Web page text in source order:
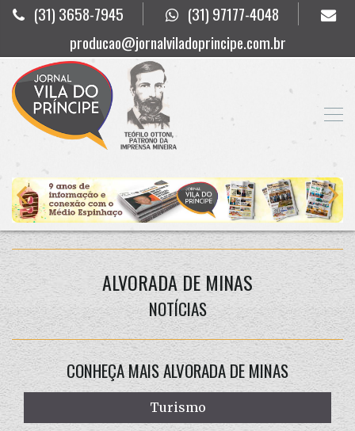
(31) 3658-7945
(31) 97177-4048
producao@jornalviladoprincipe.com.br
ALVORADA DE MINAS
NOTÍCIAS
CONHEÇA MAIS ALVORADA DE MINAS
Turismo